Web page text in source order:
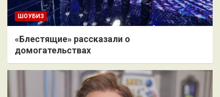
ШОУБИЗ
«Блестящие» рассказали о
домогательствах